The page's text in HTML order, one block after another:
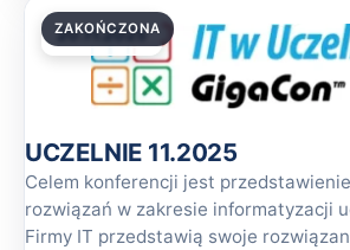
20.11.2025
ZAKOŃCZONA
UCZELNIE 11.2025
Celem konferencji jest
rozwiązań w zakresie informatyzacji
Firmy IT przedstawią swoje